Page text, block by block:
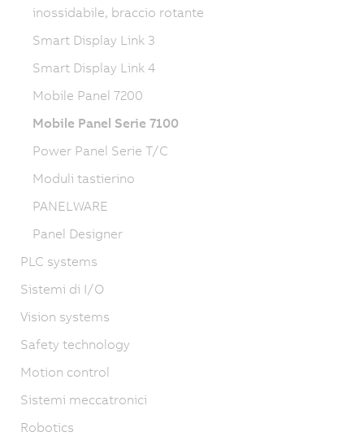
inossidabile, braccio rotante
Smart Display Link 3
Smart Display Link 4
Mobile Panel 7200
Mobile Panel Serie 7100
Power Panel Serie T/C
Moduli tastierino
PANELWARE
Panel Designer
PLC systems
Sistemi di I/O
Vision systems
Safety technology
Motion control
Sistemi meccatronici
Robotics